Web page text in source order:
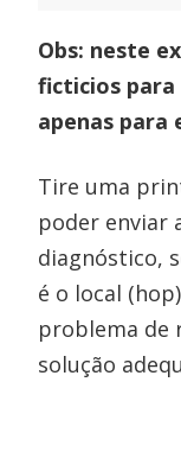
Obs: neste
ficticios para
apenas para
Tire uma
poder enviar
diagnóstico,
é o local
problema de
solução